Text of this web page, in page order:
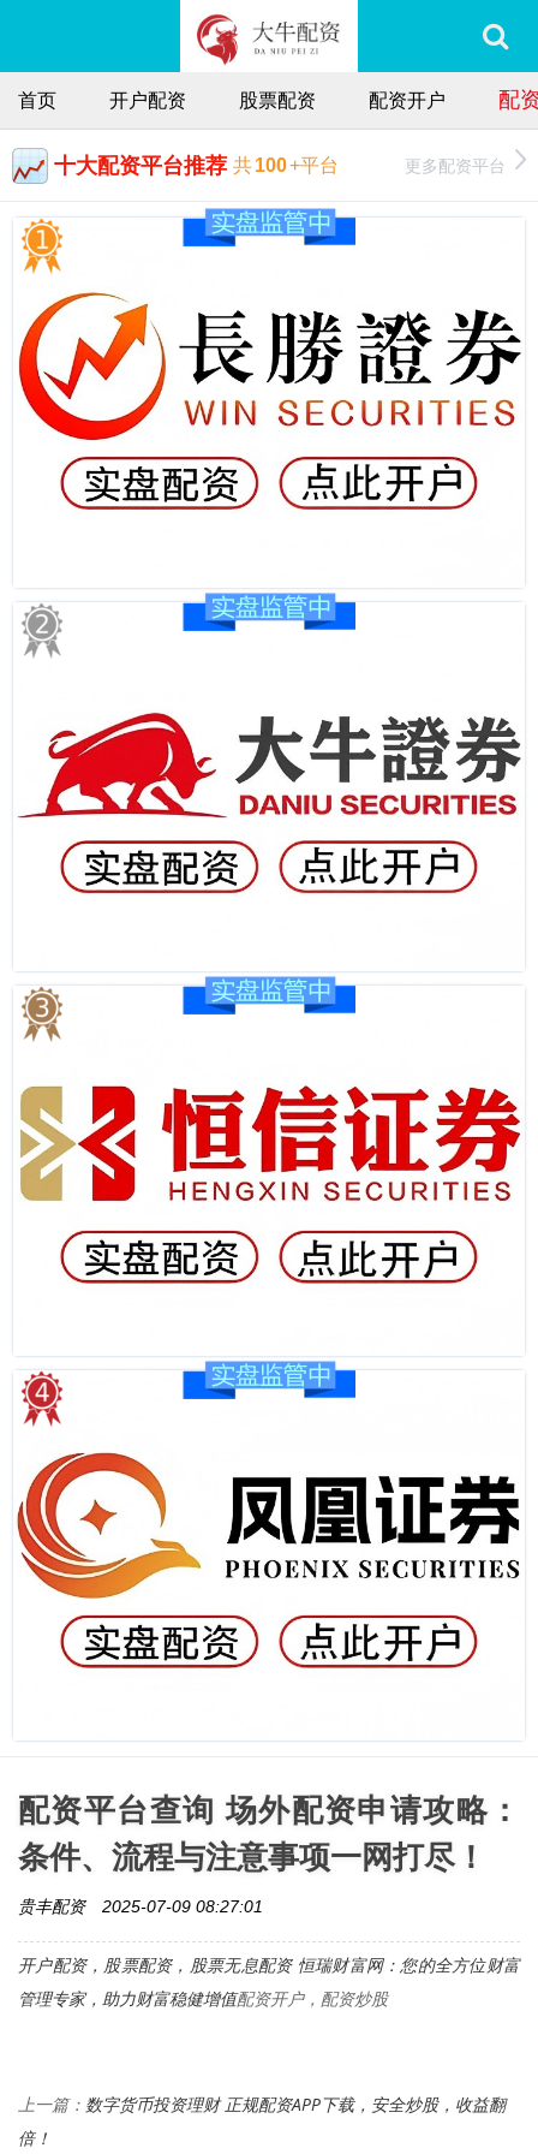
首页 开户配资 股票配资 配资开户 配
十大配资平台推荐 共100+平台 更多配资平台
配资平台查询 场外配资申请攻略：
条件、流程与注意事项一网打尽！
贵丰配资 2025-07-09 08:27:01
开户配资，股票配资， 股票无息配资 恒瑞财富网：您的全方位财富
管理专家，助力财富稳健增值配资开户，配资炒股
上一篇： 数字货币投资理财 正规配资APP下载，安全炒股，收益翻
倍！